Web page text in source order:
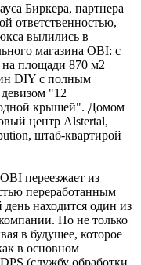
Биркера, партнера
ответственностью,
вылились в
магазина OBI: с
на площади 870 м2
DIY с полным
"12
крышей". Домом
центр Alstertal,
штаб-квартирой
переезжает из
переработанным
находится один из
Но не только
в будущее, которое
в основном
(службу обработки